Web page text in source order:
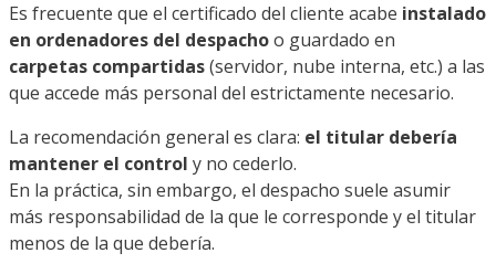
Es frecuente que el certificado del cliente acabe instalado
en ordenadores del despachoo guardado en
carpetas compartidas(servidor, nube interna, etc.) a las
que accede más personal del estrictamente necesario.
La recomendación general es clara: el titular debería
mantener el control y no cederlo.
En la práctica, sin embargo, el despacho suele asumir
más responsabilidad de la que le corresponde y el titular
menos de la que debería.